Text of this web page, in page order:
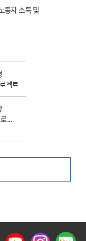
동자 소득 및
젝트
...